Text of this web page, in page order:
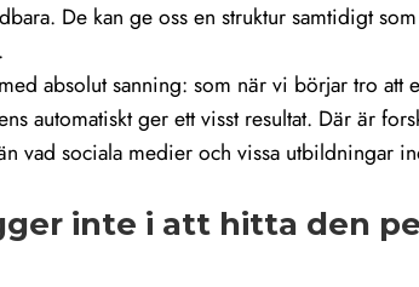
De kan ge oss en struktur samtidigt
absolut sanning: som när vi börjar tro att
automatiskt ger ett visst resultat. Där är
vad sociala medier och vissa utbildningar
inte i att hitta den